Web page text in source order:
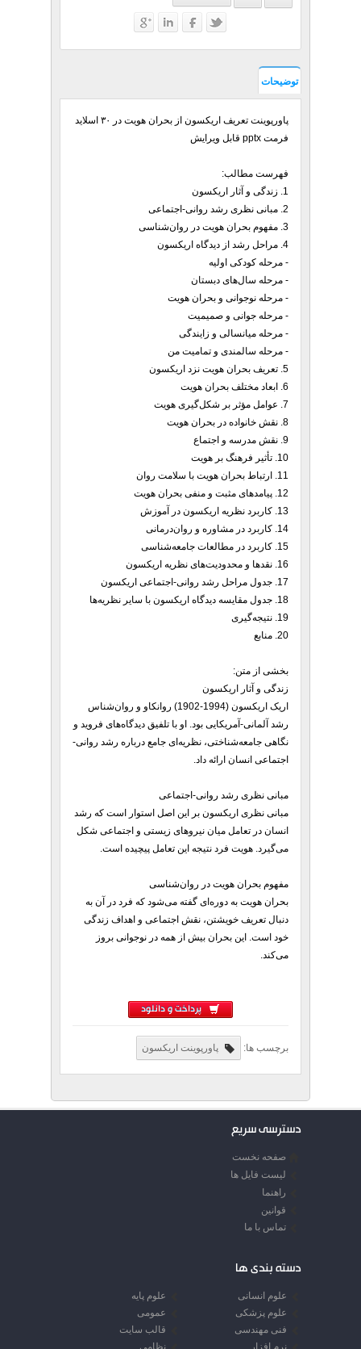
توضیحات
پاورپوینت تعریف اریکسون از بحران هویت در ۳۰ اسلاید
فرمت pptx قابل ویرایش
فهرست مطالب:
1. زندگی و آثار اریکسون
2. مبانی نظری رشد روانی-اجتماعی
3. مفهوم بحران هویت در روان‌شناسی
4. مراحل رشد از دیدگاه اریکسون
- مرحله کودکی اولیه
- مرحله سال‌های دبستان
- مرحله نوجوانی و بحران هویت
- مرحله جوانی و صمیمیت
- مرحله میانسالی و زایندگی
- مرحله سالمندی و تمامیت من
5. تعریف بحران هویت نزد اریکسون
6. ابعاد مختلف بحران هویت
7. عوامل مؤثر بر شکل‌گیری هویت
8. نقش خانواده در بحران هویت
9. نقش مدرسه و اجتماع
10. تأثیر فرهنگ بر هویت
11. ارتباط بحران هویت با سلامت روان
12. پیامدهای مثبت و منفی بحران هویت
13. کاربرد نظریه اریکسون در آموزش
14. کاربرد در مشاوره و روان‌درمانی
15. کاربرد در مطالعات جامعه‌شناسی
16. نقدها و محدودیت‌های نظریه اریکسون
17. جدول مراحل رشد روانی-اجتماعی اریکسون
18. جدول مقایسه دیدگاه اریکسون با سایر نظریه‌ها
19. نتیجه‌گیری
20. منابع
بخشی از متن:
زندگی و آثار اریکسون
اریک اریکسون (1994-1902) روانکاو و روان‌شناس
رشد آلمانی-آمریکایی بود. او با تلفیق دیدگاه‌های فروید و
نگاهی جامعه‌شناختی، نظریه‌ای جامع درباره رشد روانی-
اجتماعی انسان ارائه داد.
مبانی نظری رشد روانی-اجتماعی
مبانی نظری اریکسون بر این اصل استوار است که رشد
انسان در تعامل میان نیروهای زیستی و اجتماعی شکل
می‌گیرد. هویت فرد نتیجه این تعامل پیچیده است.
مفهوم بحران هویت در روان‌شناسی
بحران هویت به دوره‌ای گفته می‌شود که فرد در آن به
دنبال تعریف خویشتن، نقش اجتماعی و اهداف زندگی
خود است. این بحران بیش از همه در نوجوانی بروز
می‌کند.
پرداخت و دانلود
برچسب ها: پاورپوینت اریکسون
دسترسی سریع
صفحه نخست
لیست فایل ها
راهنما
قوانین
تماس با ما
دسته بندی ها
علوم انسانی
علوم پایه
علوم پزشکی
عمومی
فنی مهندسی
قالب سایت